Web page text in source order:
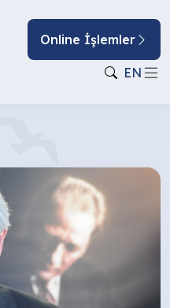
Online İşlemler
EN